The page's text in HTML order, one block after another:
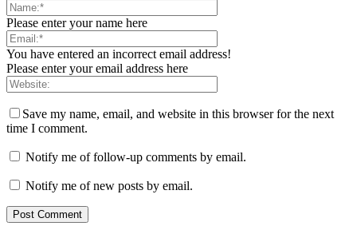
Please enter your name here
You have entered an incorrect email address!
Please enter your email address here
Save my name, email, and website in this browser for the next
time I comment.
Notify me of follow-up comments by email.
Notify me of new posts by email.